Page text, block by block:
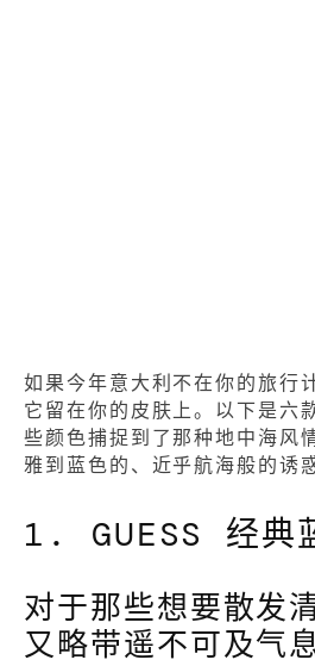
如果今年意大利不在你的旅行
它留在你的皮肤上。以下是六
些颜色捕捉到了那种地中海风
雅到蓝色的、近乎航海般的诱惑
1. GUESS 经典
对于那些想要散发
又略带遥不可及气